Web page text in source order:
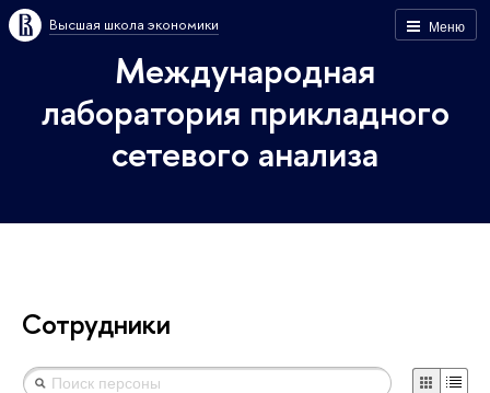
Меню
Высшая школа экономики
Международная
лаборатория прикладного
сетевого анализа
Сотрудники